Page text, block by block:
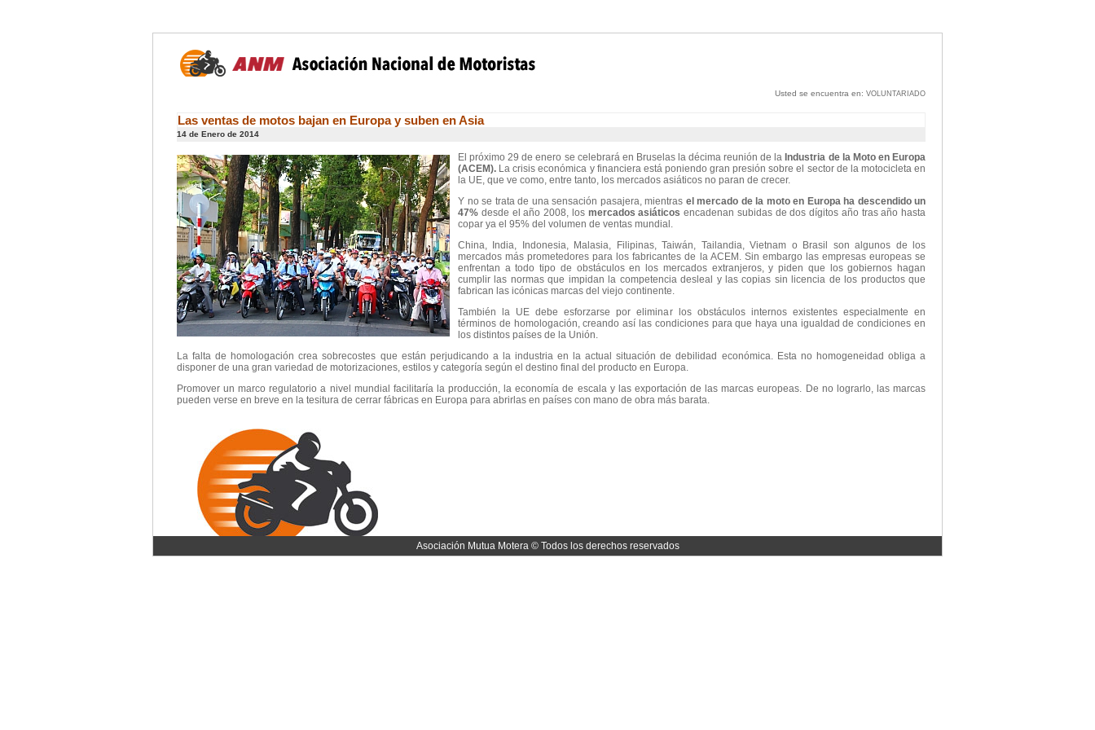
Usted se encuentra en: VOLUNTARIADO
Las ventas de motos bajan en Europa y suben en Asia
14 de Enero de 2014
El próximo 29 de enero se celebrará en Bruselas la décima reunión de la Industria de la Moto en Europa
(ACEM). La crisis económica y financiera está poniendo gran presión sobre el sector de la motocicleta en
la UE, que ve como, entre tanto, los mercados asiáticos no paran de crecer.
Y no se trata de una sensación pasajera, mientras el mercado de la moto en Europa ha descendido un
47% desde el año 2008, los mercados asiáticos encadenan subidas de dos dígitos año tras año hasta
copar ya el 95% del volumen de ventas mundial.
China, India, Indonesia, Malasia, Filipinas, Taiwán, Tailandia, Vietnam o Brasil son algunos de los
mercados más prometedores para los fabricantes de la ACEM. Sin embargo las empresas europeas se
enfrentan a todo tipo de obstáculos en los mercados extranjeros, y piden que los gobiernos hagan
cumplir las normas que impidan la competencia desleal y las copias sin licencia de los productos que
fabrican las icónicas marcas del viejo continente.
También la UE debe esforzarse por eliminar los obstáculos internos existentes especialmente en
términos de homologación, creando así las condiciones para que haya una igualdad de condiciones en
los distintos países de la Unión.
La falta de homologación crea sobrecostes que están perjudicando a la industria en la actual situación de debilidad económica. Esta no homogeneidad obliga a
disponer de una gran variedad de motorizaciones, estilos y categoría según el destino final del producto en Europa.
Promover un marco regulatorio a nivel mundial facilitaría la producción, la economía de escala y las exportación de las marcas europeas. De no lograrlo, las marcas
pueden verse en breve en la tesitura de cerrar fábricas en Europa para abrirlas en países con mano de obra más barata.
Asociación Mutua Motera © Todos los derechos reservados